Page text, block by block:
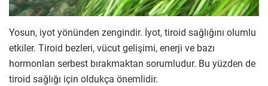
Yosun, iyot yönünden zengindir. İyot, tiroid sağlığını olumlu
etkiler. Tiroid bezleri, vücut gelişimi, enerji ve bazı
hormonları serbest bırakmaktan sorumludur. Bu yüzden de
tiroid sağlığı için oldukça önemlidir.